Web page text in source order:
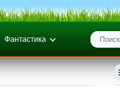
Фантастика